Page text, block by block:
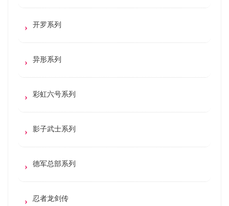
开罗系列
异形系列
彩虹六号系列
影子武士系列
德军总部系列
忍者龙剑传